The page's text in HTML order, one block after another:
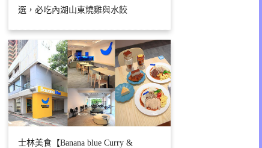
選，必吃內湖山東燒雞與水餃
士林美食【Banana blue Curry &